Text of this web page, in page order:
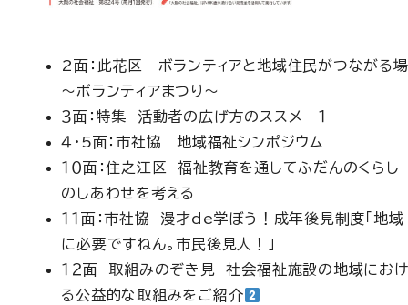
2面：此花区 ボランティアと地域住民がつながる場
～ボランティアまつり～
３面：特集 活動者の広げ方のススメ １
４・5面：市社協 地域福祉シンポジウム
１０面：住之江区 福祉教育を通してふだんのくらし
のしあわせを考える
１１面：市社協 漫才de学ぼう！成年後見制度「地域
に必要ですねん。市民後見人！」
１２面 取組みのぞき見 社会福祉施設の地域におけ
る公益的な取組みをご紹介